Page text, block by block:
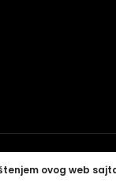
ovog web